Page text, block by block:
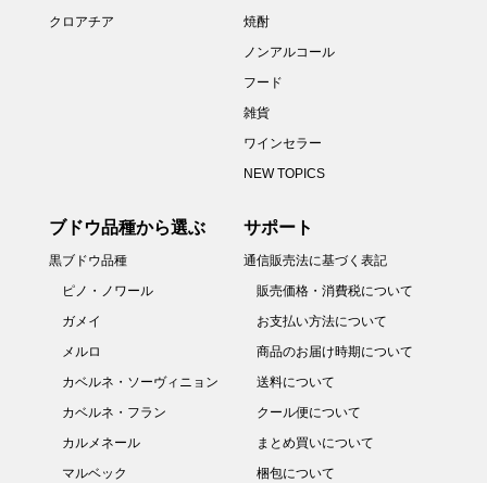
クロアチア
焼酎
ノンアルコール
フード
雑貨
ワインセラー
NEW TOPICS
ブドウ品種から選ぶ
黒ブドウ品種
ピノ・ノワール
ガメイ
メルロ
カベルネ・ソーヴィニョン
カベルネ・フラン
カルメネール
マルベック
サポート
通信販売法に基づく表記
販売価格・消費税について
お支払い方法について
商品のお届け時期について
送料について
クール便について
まとめ買いについて
梱包について